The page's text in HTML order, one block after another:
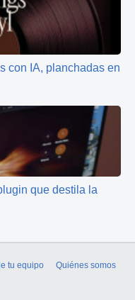
con IA, planchadas en
que destila la
tu equipo
Quiénes somos